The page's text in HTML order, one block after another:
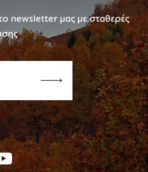
newsletter μας με σταθερές